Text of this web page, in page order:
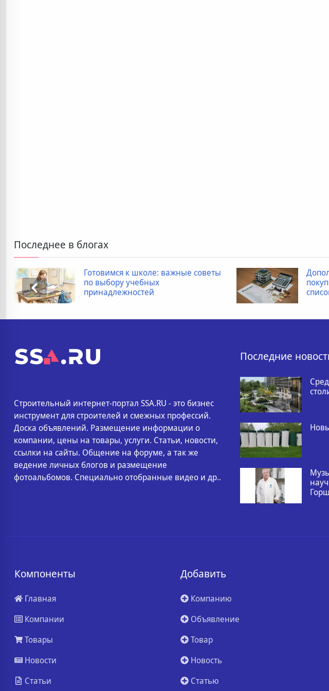
Последнее в блогах
важные советы
Дополнительные расходы при
покупке новостройки: полный
Строительный интернет-портал SSA.RU - это бизнес
инструмент для строителей и смежных профессий.
Доска объявлений. Размещение информации о
компании, цены на товары, услуги. Статьи, новости,
ссылки на сайты. Общение на форуме, а так же
ведение личных блогов и размещение
фотоальбомов. Специально отобранные видео и др..
Последние
Компоненты
Главная
Компании
Товары
Новости
Статьи
Добавить
Компанию
Объявление
Товар
Новость
Статью